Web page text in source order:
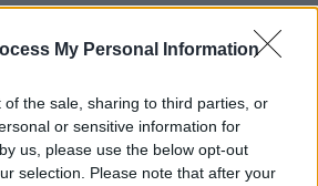
My Personal Information
of the sale, sharing to third parties, or
or sensitive information for
us, please use the below opt-out
selection. Please note that after your